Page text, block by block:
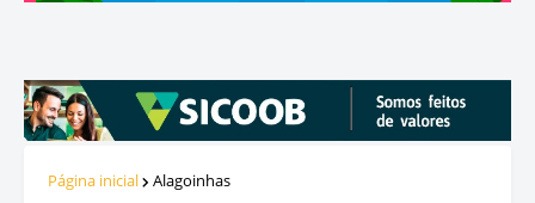
Página inicial Alagoinhas